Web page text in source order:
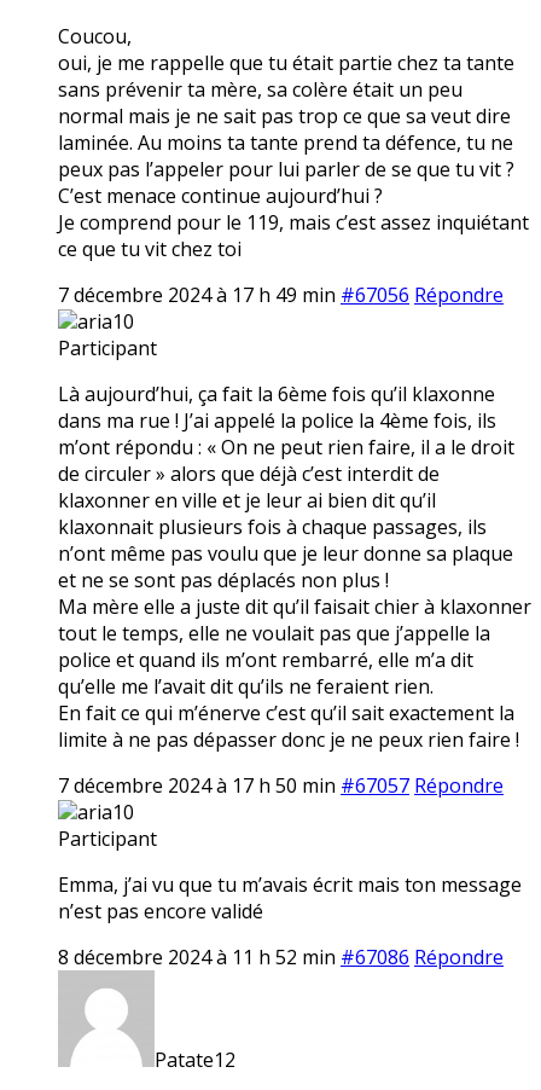
Coucou,
oui, je me rappelle que tu était partie chez ta tante
sans prévenir ta mère, sa colère était un peu
normal mais je ne sait pas trop ce que sa veut dire
laminée. Au moins ta tante prend ta défence, tu ne
peux pas l’appeler pour lui parler de se que tu vit ?
C’est menace continue aujourd’hui ?
Je comprend pour le 119, mais c’est assez inquiétant
ce que tu vit chez toi
7 décembre 2024 à 17 h 49 min #67056 Répondre
aria10
Participant
Là aujourd’hui, ça fait la 6ème fois qu’il klaxonne
dans ma rue ! J’ai appelé la police la 4ème fois, ils
m’ont répondu : « On ne peut rien faire, il a le droit
de circuler » alors que déjà c’est interdit de
klaxonner en ville et je leur ai bien dit qu’il
klaxonnait plusieurs fois à chaque passages, ils
n’ont même pas voulu que je leur donne sa plaque
et ne se sont pas déplacés non plus !
Ma mère elle a juste dit qu’il faisait chier à klaxonner
tout le temps, elle ne voulait pas que j’appelle la
police et quand ils m’ont rembarré, elle m’a dit
qu’elle me l’avait dit qu’ils ne feraient rien.
En fait ce qui m’énerve c’est qu’il sait exactement la
limite à ne pas dépasser donc je ne peux rien faire !
7 décembre 2024 à 17 h 50 min #67057 Répondre
aria10
Participant
Emma, j’ai vu que tu m’avais écrit mais ton message
n’est pas encore validé
8 décembre 2024 à 11 h 52 min #67086 Répondre
Patate12